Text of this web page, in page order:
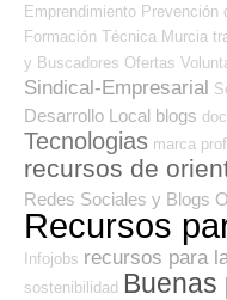
Emprendimiento Prevención
Formación Técnica Murcia
y Buscadores Ofertas
Sindical-Empresarial
Desarrollo Local blogs
Tecnologias marca
recursos de
Redes Sociales y Blogs
Recursos
Infojobs recursos para
sostenibilidad Buenas